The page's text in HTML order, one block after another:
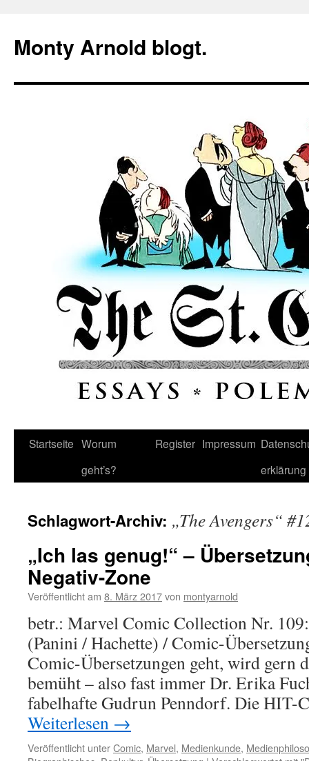
springen
Monty Arnold blogt.
Startseite Worum
geht’s?
Register Impressum
erklärung
Schlagwort-Archiv: „The Avengers“
„Ich las genug!“ –
Negativ-Zone
Veröffentlicht am 8. März 2017von montyarnold
betr.: Marvel Comic Collection Nr.
(Panini / Hachette) / Comic-
Comic-Übersetzungen geht, wird gern
bemüht – also fast immer Dr. Erika
fabelhafte Gudrun Penndorf. Die HIT-
Weiterlesen →
Veröffentlicht unterComic, Marvel, Medienkunde,